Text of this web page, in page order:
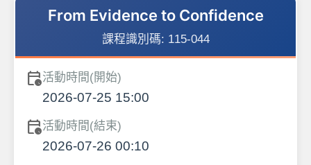
From Evidence to Confidence
課程識別碼: 115-044
calendar_clock活動時間(開始)
2026-07-25 15:00
calendar_clock活動時間(結束)
2026-07-26 00:10